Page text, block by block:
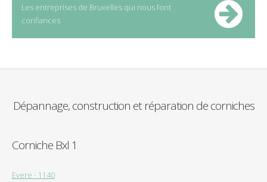
Les entreprises de Bruxelles qui nous font
confiances
Dépannage,construction etréparation de corniches
Corniche Bxl 1
Evere - 1140